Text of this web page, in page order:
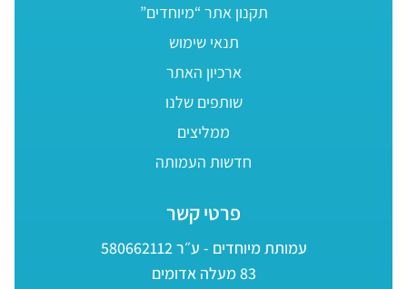
תקנון אתר “מיוחדים”
תנאי שימוש
ארכיון האתר
שותפים שלנו
ממליצים
חדשות העמותה
פרטי קשר
עמותת מיוחדים - ע״ר 580662112
83 מעלה אדומים